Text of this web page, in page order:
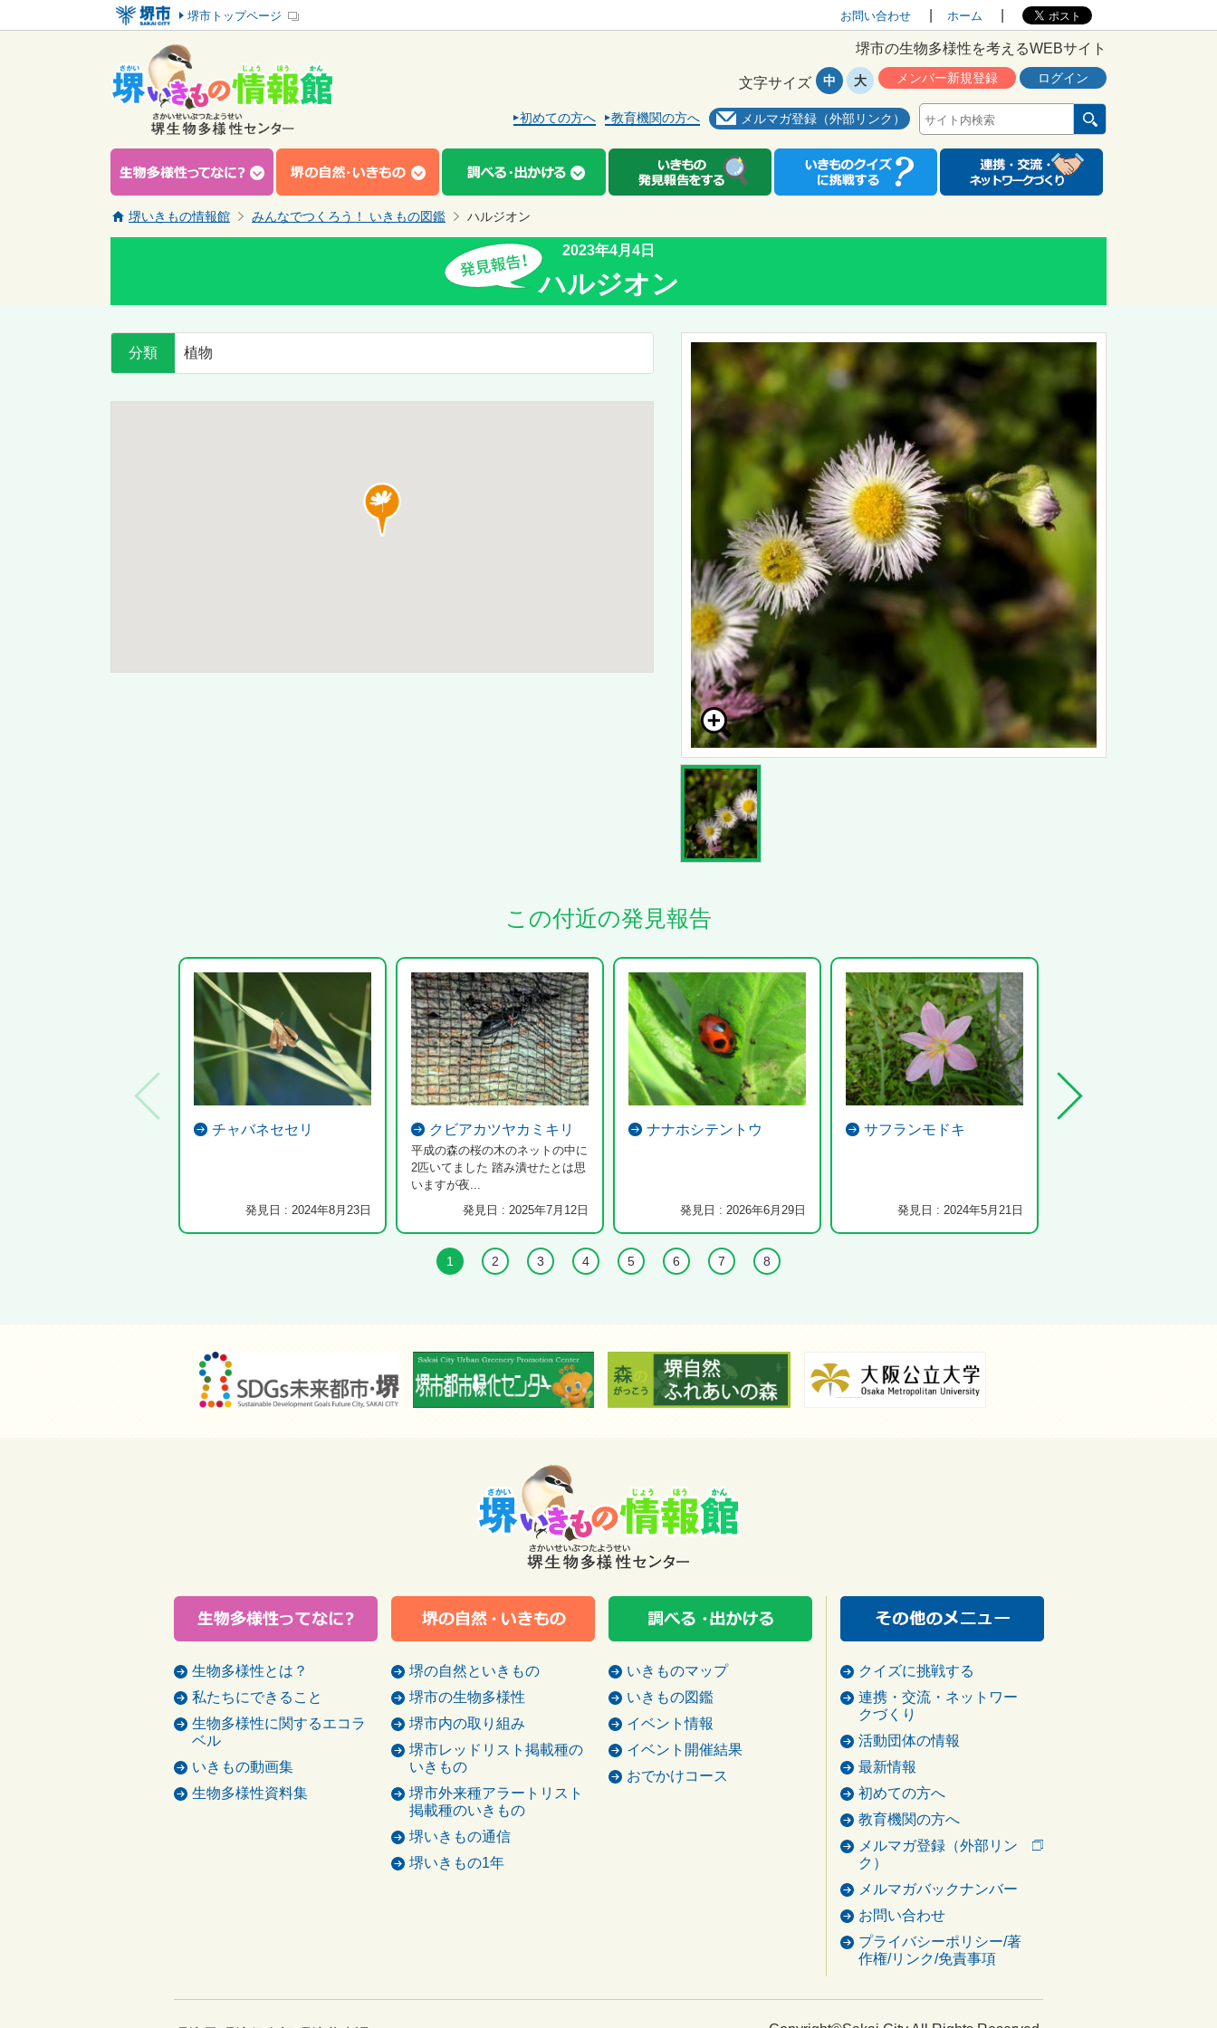
堺市トップページ お問い合わせ ホーム
堺市の生物多様性を考えるWEBサイト
初めての方へ 教育機関の方へ メルマガ登録（外部リンク）
メンバー新規登録 ログイン
文字サイズ 中 大
堺いきもの情報館 みんなでつくろう！ いきもの図鑑 ハルジオン
2023年4月4日
ハルジオン
分類 植物
この付近の発見報告
チャバネセセリ
発見日 : 2024年8月23日
クビアカツヤカミキリ
平成の森の桜の木のネットの中に
2匹いてました 踏み潰せたとは思
いますが夜...
発見日 : 2025年7月12日
ナナホシテントウ
発見日 : 2026年6月29日
サフランモドキ
発見日 : 2024年5月21日
1 2 3 4 5 6 7 8
生物多様性とは？
私たちにできること
生物多様性に関するエコラ
ベル
いきもの動画集
生物多様性資料集
堺の自然といきもの
堺市の生物多様性
堺市内の取り組み
堺市レッドリスト掲載種の
いきもの
堺市外来種アラートリスト
掲載種のいきもの
堺いきもの通信
堺いきもの1年
いきものマップ
いきもの図鑑
イベント情報
イベント開催結果
おでかけコース
クイズに挑戦する
連携・交流・ネットワー
クづくり
活動団体の情報
最新情報
初めての方へ
教育機関の方へ
メルマガ登録（外部リン
ク）
メルマガバックナンバー
お問い合わせ
プライバシーポリシー/著
作権/リンク/免責事項